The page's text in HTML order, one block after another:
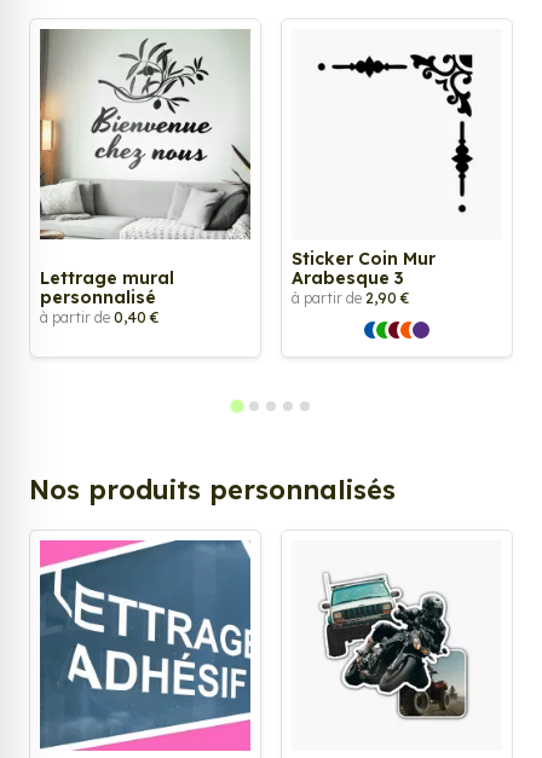
Lettrage mural
personnalisé
à partir de 0,40 €
Sticker Coin Mur
Arabesque 3
à partir de 2,90 €
Nos produits personnalisés